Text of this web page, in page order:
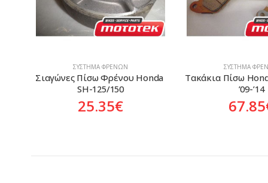
ΣΎΣΤΗΜΑ ΦΡΈΝΩΝ
Τακάκια Πίσω Honda CB-1000R
’09-’14
67.85€
ΣΎΣΤΗΜΑ
Σιαγώνες Πίσω
ANF-125
11.56